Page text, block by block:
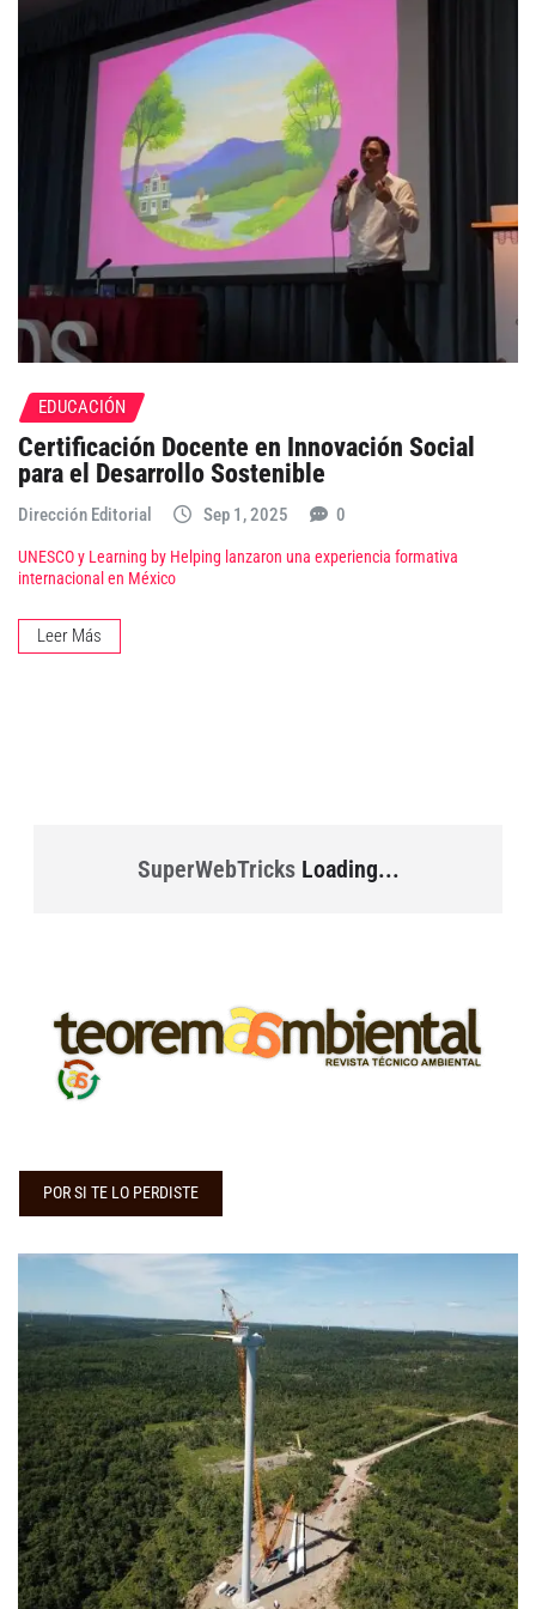
EDUCACIÓN
Certificación Docente en Innovación Social
para el Desarrollo Sostenible
Dirección Editorial Sep 1, 2025 0
UNESCO y Learning by Helping lanzaron una experiencia formativa
internacional en México
Leer Más
SuperWebTricksLoading...
POR SI TE LO PERDISTE